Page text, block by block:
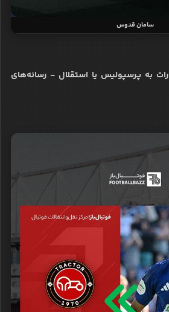
سامان قدوس
به پرسپولیس یا استقلال - رسانه‌های